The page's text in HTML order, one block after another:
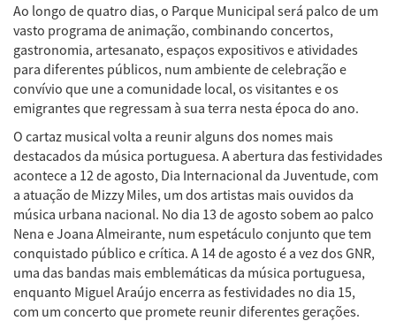
Ao longo de quatro dias, o Parque Municipal será palco de um
vasto programa de animação, combinando concertos,
gastronomia, artesanato, espaços expositivos e atividades
para diferentes públicos, num ambiente de celebração e
convívio que une a comunidade local, os visitantes e os
emigrantes que regressam à sua terra nesta época do ano.
O cartaz musical volta a reunir alguns dos nomes mais
destacados da música portuguesa. A abertura das festividades
acontece a 12 de agosto, Dia Internacional da Juventude, com
a atuação de Mizzy Miles, um dos artistas mais ouvidos da
música urbana nacional. No dia 13 de agosto sobem ao palco
Nena e Joana Almeirante, num espetáculo conjunto que tem
conquistado público e crítica. A 14 de agosto é a vez dos GNR,
uma das bandas mais emblemáticas da música portuguesa,
enquanto Miguel Araújo encerra as festividades no dia 15,
com um concerto que promete reunir diferentes gerações.